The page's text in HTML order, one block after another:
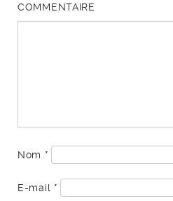
COMMENTAIRE
Nom *
E-mail *